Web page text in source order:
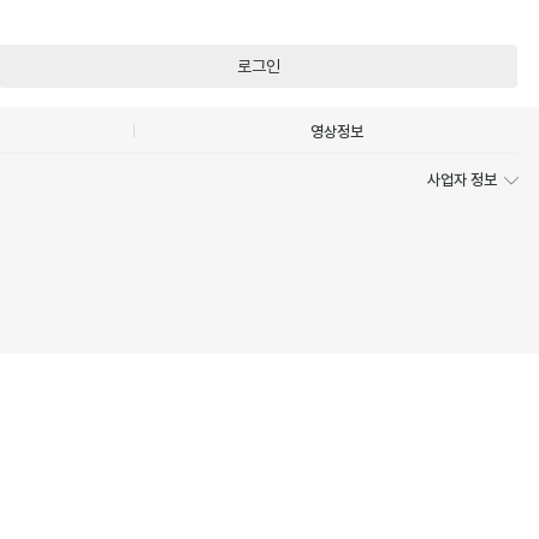
로그인
영상정보
사업자 정보